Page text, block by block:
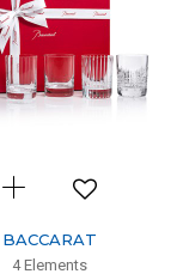
BACCARAT
4 Elements